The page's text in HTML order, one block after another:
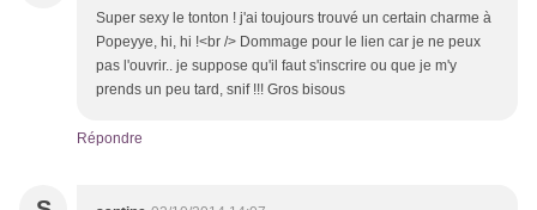
Super sexy le tonton ! j'ai toujours trouvé un certain charme à
Popeyye, hi, hi !<br /> Dommage pour le lien car je ne peux
pas l'ouvrir.. je suppose qu'il faut s'inscrire ou que je m'y
prends un peu tard, snif !!! Gros bisous
Répondre